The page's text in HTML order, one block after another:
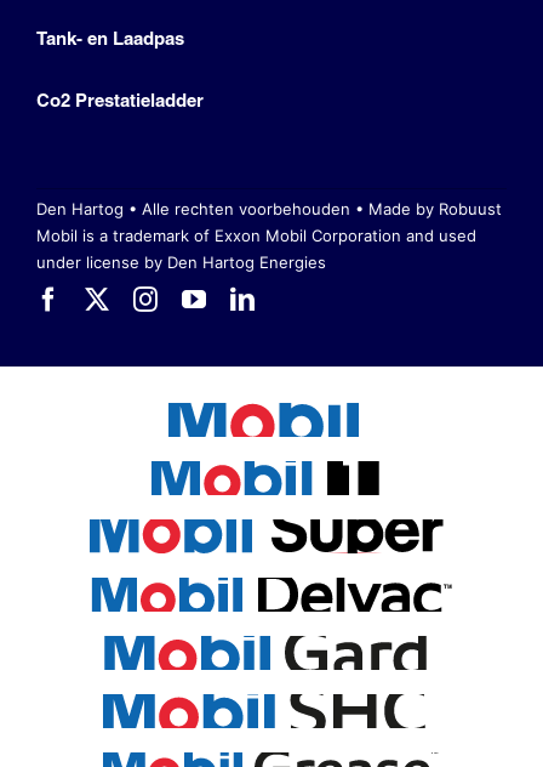
Tank- en Laadpas
Co2 Prestatieladder
Den Hartog • Alle rechten voorbehouden • Made by Robuust
Mobil is a trademark of Exxon Mobil Corporation and used
under license by Den Hartog Energies